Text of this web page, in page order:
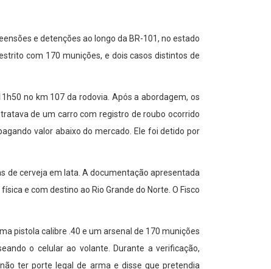
e detenções ao longo da BR-101, no estado
com 170 munições, e dois casos distintos de
no km 107 da rodovia. Após a abordagem, os
de um carro com registro de roubo ocorrido
valor abaixo do mercado. Ele foi detido por
de cerveja em lata. A documentação apresentada
e com destino ao Rio Grande do Norte. O Fisco
pistola calibre .40 e um arsenal de 170 munições
o celular ao volante. Durante a verificação,
ter porte legal de arma e disse que pretendia